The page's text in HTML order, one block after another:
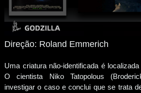
Direção: Roland Emmerich
Uma criatura não-identificada é
O cientista Niko Tatopolous
investigar o caso e conclui que se trata